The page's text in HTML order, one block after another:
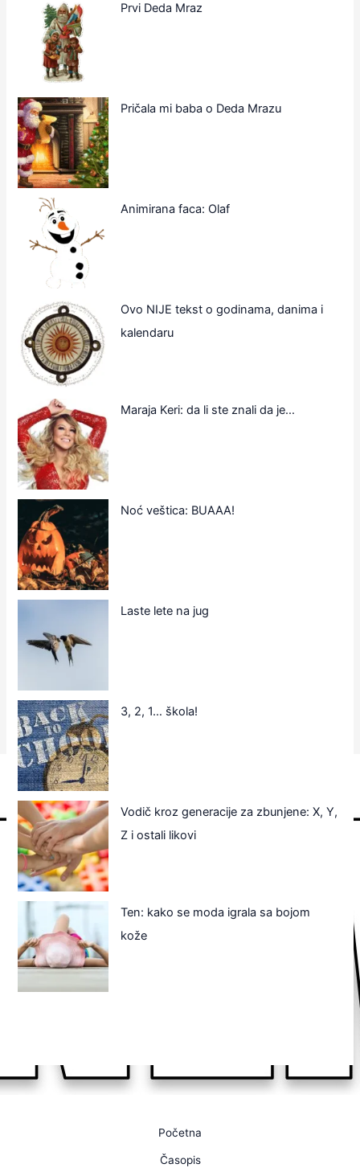
Prvi Deda Mraz
Pričala mi baba o Deda Mrazu
Animirana faca: Olaf
Ovo NIJE tekst o godinama, danima i
kalendaru
Maraja Keri: da li ste znali da je…
Noć veštica: BUAAA!
Laste lete na jug
3, 2, 1… škola!
Vodič kroz generacije za zbunjene: X, Y,
Z i ostali likovi
Ten: kako se moda igrala sa bojom
kože
Početna
Časopis